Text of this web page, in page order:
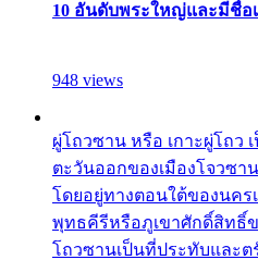
10 อันดับพระใหญ่และมีชื่อ
948 views
ผู่โถวซาน หรือ เกาะผู่โถว
ตะวันออกของเมืองโจวซา
โดยอยู่ทางตอนใต้ของนคร
พุทธคีรีหรือภูเขาศักดิ์สิทธิ์
โถวซานเป็นที่ประทับและ